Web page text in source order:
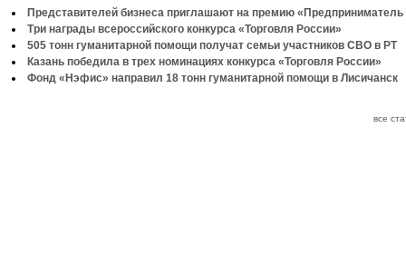
Представителей бизнеса приглашают на премию «Предприниматель
Три награды всероссийского конкурса «Торговля России»
505 тонн гуманитарной помощи получат семьи участников СВО в РТ
Казань победила в трех номинациях конкурса «Торговля России»
Фонд «Нэфис» направил 18 тонн гуманитарной помощи в Лисичанск
все